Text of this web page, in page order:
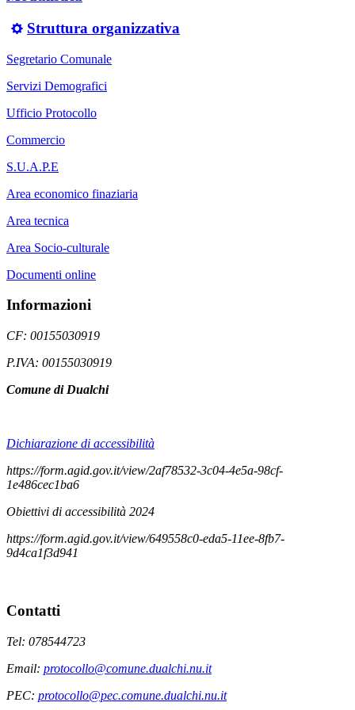
Struttura organizzativa
Segretario Comunale
Servizi Demografici
Ufficio Protocollo
Commercio
S.U.A.P.E
Area economico finaziaria
Area tecnica
Area Socio-culturale
Documenti online
Informazioni
CF: 00155030919
P.IVA: 00155030919
Comune di Dualchi
Dichiarazione di accessibilità
https://form.agid.gov.it/view/2af78532-3c04-4e5a-98cf-
1e486cec1ba6
Obiettivi di accessibilità 2024
https://form.agid.gov.it/view/649558c0-eda5-11ee-8fb7-
9d4ca1f3d941
Contatti
Tel: 078544723
Email: protocollo@comune.dualchi.nu.it
PEC: protocollo@pec.comune.dualchi.nu.it